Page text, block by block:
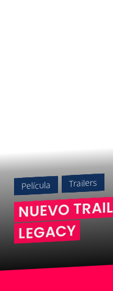
Película Trailers
NUEVO
LEGACY